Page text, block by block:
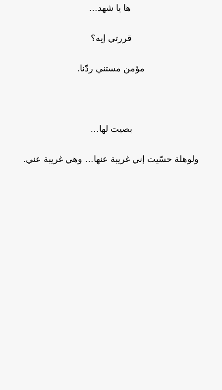
ها يا شهد…
قررتي إيه؟
مؤمن مستني ردّنا.
بصيت لها…
ولوهلة حسّيت إني غريبة عنها… وهي غريبة عني.